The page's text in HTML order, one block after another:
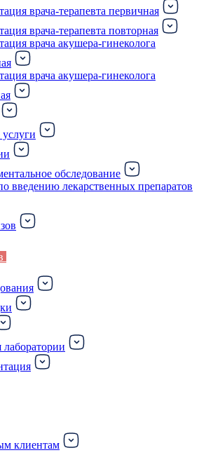
врача-терапевта первичная
врача-терапевта повторная
врача акушера-гинеколога
врача акушера-гинеколога
обследование
введению лекарственных препаратов
лаборатории
клиентам